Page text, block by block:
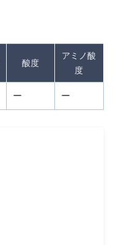
酸度
アミノ酸
度
ー ー